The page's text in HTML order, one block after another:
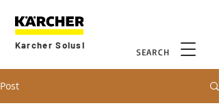
SEARCH
Karcher Solusi
Post